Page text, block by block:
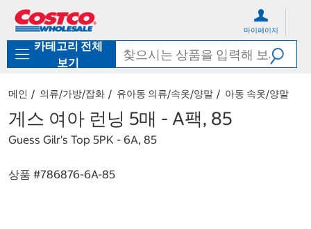
로
기
가
마이페이지
카테고리 전체
보기
메인 의류/가방/잡화 유아동 의류/속옷/양말 아동 속옷/양말
게스 여아 런닝 5매 - A팩, 85
Guess Gilr's Top 5PK - 6A, 85
상품 #786876-6A-85